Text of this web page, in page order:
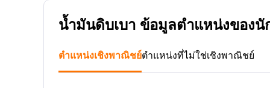
น้ำมันดิบเบา ข้อมูลตำแหน่งของนั
ตำแหน่งเชิงพาณิชย์ตำแหน่งที่ไม่ใช่เชิงพาณิชย์